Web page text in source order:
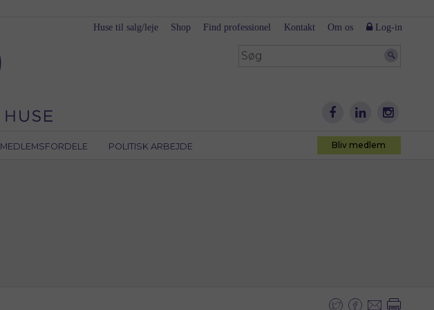
MEDLEMSFORDELE POLITISK ARBEJDE Bliv medlem
Huse til salg/leje Shop Find professionel Kontakt Om os Log-in